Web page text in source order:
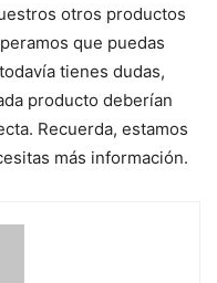
otros productos
que puedas
tienes dudas,
producto deberían
Recuerda, estamos
más información.